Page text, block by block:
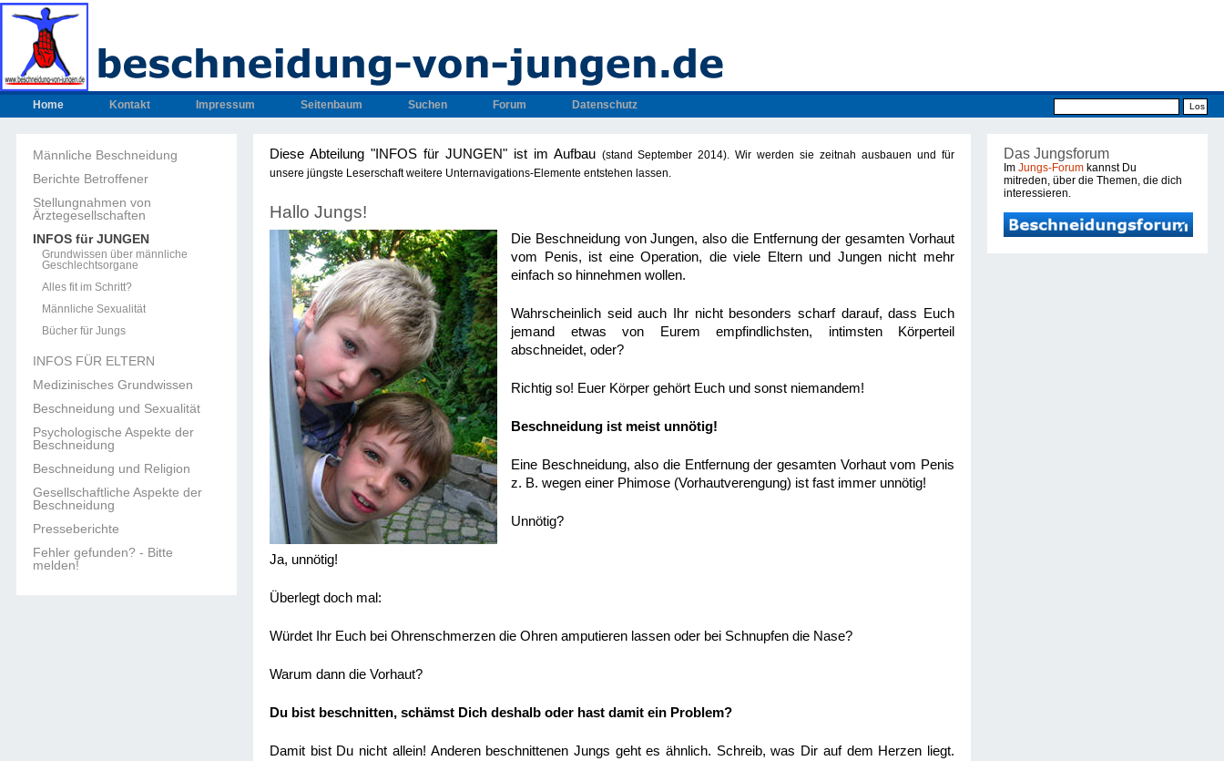
Home Kontakt Impressum Seitenbaum Suchen Forum Datenschutz
Männliche Beschneidung
Berichte Betroffener
Stellungnahmen von
Ärztegesellschaften
INFOS für JUNGEN
Grundwissen über männliche
Geschlechtsorgane
Alles fit im Schritt?
Männliche Sexualität
Bücher für Jungs
INFOS FÜR ELTERN
Medizinisches Grundwissen
Beschneidung und Sexualität
Psychologische Aspekte der
Beschneidung
Beschneidung und Religion
Gesellschaftliche Aspekte der
Beschneidung
Presseberichte
Fehler gefunden? - Bitte
melden!
Das Jungsforum
Im Jungs-Forum kannst Du
mitreden, über die Themen, die dich
interessieren.
Diese Abteilung "INFOS für JUNGEN" ist im Aufbau (stand September 2014). Wir werden sie zeitnah ausbauen und für
unsere jüngste Leserschaft weitere Unternavigations-Elemente entstehen lassen.
Hallo Jungs!
Die Beschneidung von Jungen, also die Entfernung der gesamten Vorhaut
vom Penis, ist eine Operation, die viele Eltern und Jungen nicht mehr
einfach so hinnehmen wollen.
Wahrscheinlich seid auch Ihr nicht besonders scharf darauf, dass Euch
jemand etwas von Eurem empfindlichsten, intimsten Körperteil
abschneidet, oder?
Richtig so! Euer Körper gehört Euch und sonst niemandem!
Beschneidung ist meist unnötig!
Eine Beschneidung, also die Entfernung der gesamten Vorhaut vom Penis
z. B. wegen einer Phimose (Vorhautverengung) ist fast immer unnötig!
Unnötig?
Ja, unnötig!
Überlegt doch mal:
Würdet Ihr Euch bei Ohrenschmerzen die Ohren amputieren lassen oder bei Schnupfen die Nase?
Warum dann die Vorhaut?
Du bist beschnitten, schämst Dich deshalb oder hast damit ein Problem?
Damit bist Du nicht allein! Anderen beschnittenen Jungs geht es ähnlich. Schreib, was Dir auf dem Herzen liegt.